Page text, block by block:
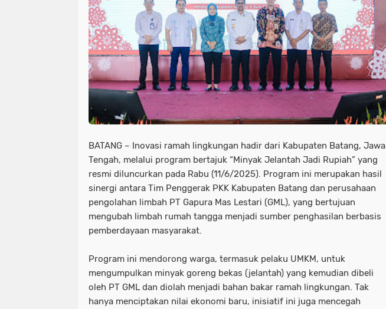
BATANG – Inovasi ramah lingkungan hadir dari Kabupaten Batang, Jawa
Tengah, melalui program bertajuk “Minyak Jelantah Jadi Rupiah” yang
resmi diluncurkan pada Rabu (11/6/2025). Program ini merupakan hasil
sinergi antara Tim Penggerak PKK Kabupaten Batang dan perusahaan
pengolahan limbah PT Gapura Mas Lestari (GML), yang bertujuan
mengubah limbah rumah tangga menjadi sumber penghasilan berbasis
pemberdayaan masyarakat.
Program ini mendorong warga, termasuk pelaku UMKM, untuk
mengumpulkan minyak goreng bekas (jelantah) yang kemudian dibeli
oleh PT GML dan diolah menjadi bahan bakar ramah lingkungan. Tak
hanya menciptakan nilai ekonomi baru, inisiatif ini juga mencegah